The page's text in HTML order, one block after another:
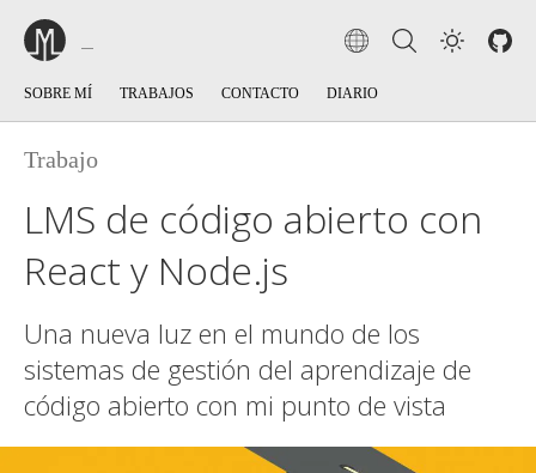
SOBRE MÍ TRABAJOS CONTACTO DIARIO
Trabajo
LMS de código abierto con
React y Node.js
Una nueva luz en el mundo de los
sistemas de gestión del aprendizaje de
código abierto con mi punto de vista